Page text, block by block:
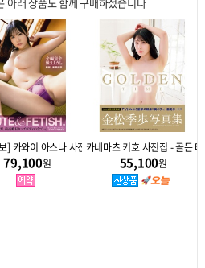
아래 상품도 함께 구매하셨습니다
부터 K컵까지 AV배우 30명 총집합
] 카와이 아스나 사진집 - CUTE & FETISH
79,100원
카네마츠 키호 사진집 - 골든
55,100원